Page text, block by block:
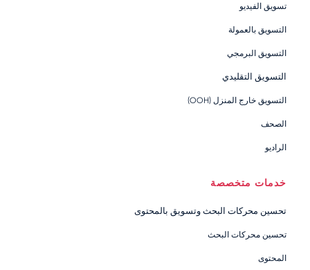
تسويق الفيديو
التسويق بالعمولة
التسويق البرمجي
التسويق التقليدي
التسويق خارج المنزل (OOH)
الصحف
الراديو
خدمات متخصصة
تحسين محركات البحث وتسويق بالمحتوى
تحسين محركات البحث
المحتوى